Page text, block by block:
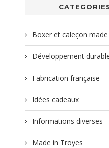
Boxer et caleçon
Développement
Fabrication française
Idées cadeaux
Informations diverses
Made in Troyes